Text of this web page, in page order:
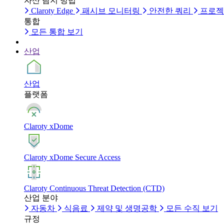
Claroty Edge
패시브 모니터링 안전한 쿼리 프로
통합
모든 통합 보기
산업
산업
플랫폼
Claroty xDome
Claroty xDome Secure Access
Claroty Continuous Threat Detection (CTD)
산업 분야
자동차
식음료 제약 및 생명공학
모든 수직 보기
규정